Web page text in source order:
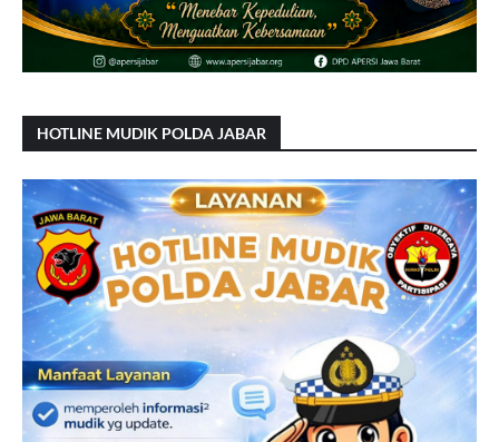
HOTLINE MUDIK POLDA JABAR